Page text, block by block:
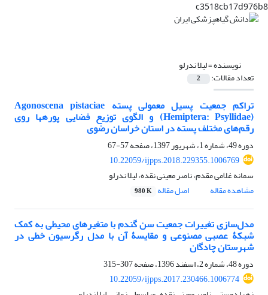
c3518cb17d976b8
نویسنده =لیلا ندرلو
تعداد مقالات: 2
تراکم جمعیت پسیل معمولی پسته Agonoscena pistaciae
(Hemiptera: Psyllidae) و الگوی توزیع فضایی پوره‎ها روی
رقم‌های مختلف پسته در استان خراسان رضوی
دوره 49، شماره 1، شهریور 1397، صفحه
57-67
10.22059/ijpps.2018.229355.1006769
سمانه غلامی مقدم، ناصر معینی نقده، لیلا ندرلو
مشاهده مقاله
اصل مقاله 980 K
مدل‌سازی تغییرات جمعیت سن گندم با متغیرهای محیطی به کمک
شبکۀ عصبی مصنوعی و مقایسۀ آن با مدل رگرسیون خطی در
شهرستان چادگان
دوره 48، شماره 2، اسفند 1396، صفحه
307-315
10.22059/ijpps.2017.230466.1006774